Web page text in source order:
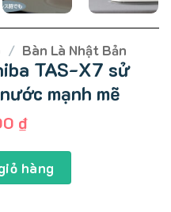
/ Bàn Là Nhật Bản
TAS-X7 sử
mạnh mẽ
₫.
₫Giá
tại
là:
3.200.000 ₫.
sử dụng không dây, hơi
hàng